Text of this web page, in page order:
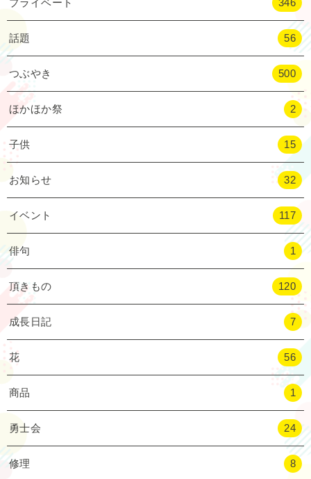
話題 56
つぶやき 500
ほかほか祭 2
子供 15
お知らせ 32
イベント 117
俳句 1
頂きもの 120
成長日記 7
花 56
商品 1
勇士会 24
修理 8